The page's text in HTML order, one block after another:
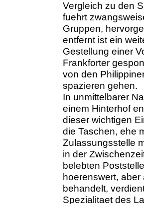
Vergleich zu den
fuehrt
Gruppen,
entfernt ist ein
Gestellung einer
Frankforter
von den
spazieren gehen.
In unmittelbarer
einem Hinterhof
dieser wichtigen
die Taschen, ehe
Zulassungsstelle
in der
belebten
hoerenswert,
behandelt,
Spezialitaet des